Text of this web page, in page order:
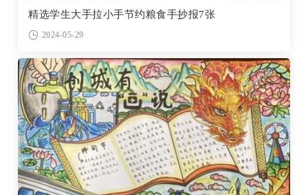
精选学生大手拉小手节约粮食手抄报7张
2024-05-29